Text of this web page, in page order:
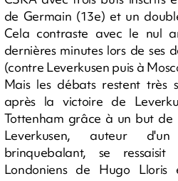
de Germain (13e) et un
Cela contraste avec le nul
dernières minutes lors de ses
(contre Leverkusen puis à
Mais les débats restent très
après la victoire de
Tottenham grâce à un but
Leverkusen, auteur
brinquebalant, se
Londoniens de Hugo Lloris